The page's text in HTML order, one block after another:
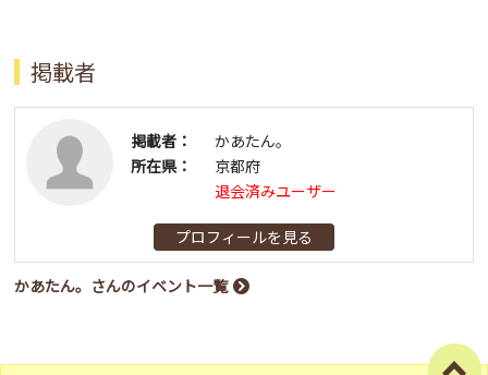
掲載者
掲載者：
かあたん。
所在県：
京都府
退会済みユーザー
プロフィールを見る
かあたん。さんのイベント一覧